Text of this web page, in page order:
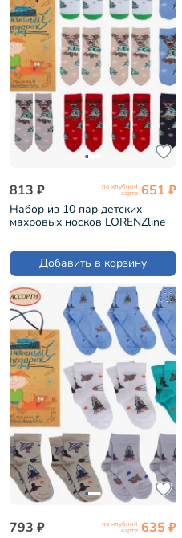
813 ₽ по клубной
карте 651 ₽
Набор из 10 пар детских
махровых носков LORENZline
Добавить в корзину
6-8
8-10
793 ₽ по клубной
карте 635 ₽